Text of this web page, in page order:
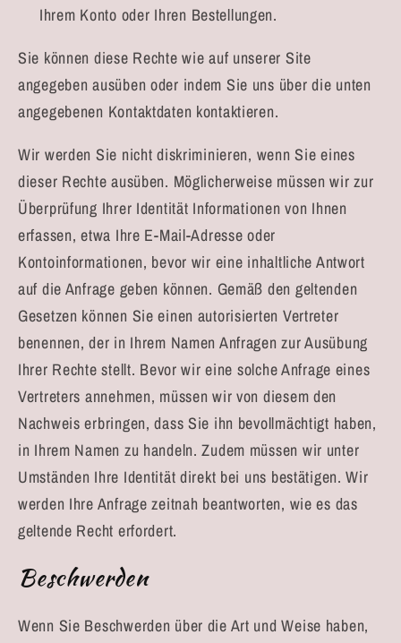
Ihrem Konto oder Ihren Bestellungen.
Sie können diese Rechte wie auf unserer Site
angegeben ausüben oder indem Sie uns über die unten
angegebenen Kontaktdaten kontaktieren.
Wir werden Sie nicht diskriminieren, wenn Sie eines
dieser Rechte ausüben. Möglicherweise müssen wir zur
Überprüfung Ihrer Identität Informationen von Ihnen
erfassen, etwa Ihre E-Mail-Adresse oder
Kontoinformationen, bevor wir eine inhaltliche Antwort
auf die Anfrage geben können. Gemäß den geltenden
Gesetzen können Sie einen autorisierten Vertreter
benennen, der in Ihrem Namen Anfragen zur Ausübung
Ihrer Rechte stellt. Bevor wir eine solche Anfrage eines
Vertreters annehmen, müssen wir von diesem den
Nachweis erbringen, dass Sie ihn bevollmächtigt haben,
in Ihrem Namen zu handeln. Zudem müssen wir unter
Umständen Ihre Identität direkt bei uns bestätigen. Wir
werden Ihre Anfrage zeitnah beantworten, wie es das
geltende Recht erfordert.
Beschwerden
Wenn Sie Beschwerden über die Art und Weise haben,